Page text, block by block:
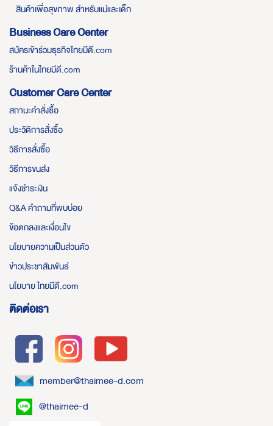
สินค้าเพื่อสุขภาพ สำหรับแม่และเด็ก
Business Care Center
สมัครเข้าร่วมธุรกิจไทยมีดี.com
ร้านค้าในไทยมีดี.com
Customer Care Center
สถานะคำสั่งซื้อ
ประวัติการสั่งซื้อ
วิธีการสั่งซื้อ
วิธีการขนส่ง
แจ้งชำระเงิน
Q&A คำถามที่พบบ่อย
ข้อตกลงและเงื่อนไข
นโยบายความเป็นส่วนตัว
ข่าวประชาสัมพันธ์
นโยบาย ไทยมีดี.com
ติดต่อเรา
member@thaimee-d.com
@thaimee-d